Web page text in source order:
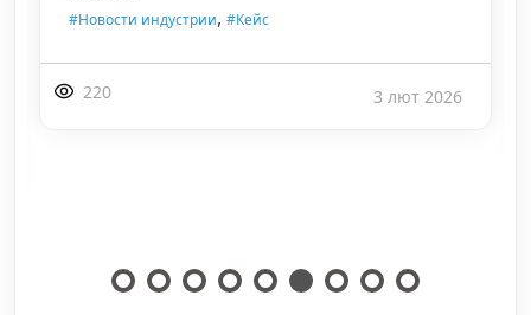
#Instagram,#TikTok,#Youtube Shorts